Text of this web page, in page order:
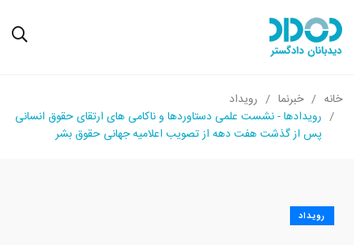
خانه خبرنما
رویداد
رویدادها - نشست علمی دستاوردها و ناکامی های ارتقای حقوق انسانی
پس از گذشت هفت دهه از تصویب اعلامیه جهانی حقوق بشر
رویداد